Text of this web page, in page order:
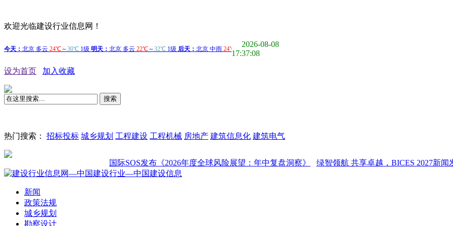
欢迎光临建设行业信息网！
2026-08-08
17:37:09
设为首页 加入收藏
搜索
热门搜索： 招标投标 城乡规划 工程建设 工程机械 房地产 建筑信息化 建筑电气
国际SOS发布《2026年度全球风险展望：年中复盘洞察》 绿智领航 共享卓越，BICES 2027新闻发布
新闻
政策法规
城乡规划
勘察设计